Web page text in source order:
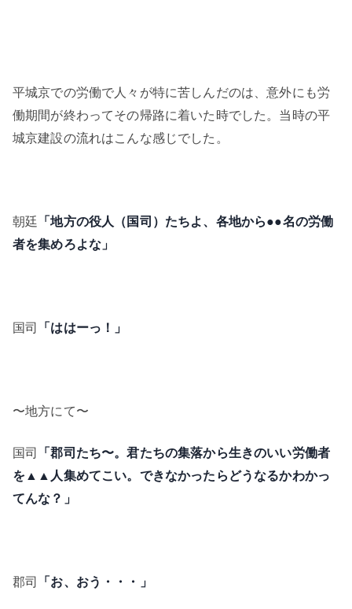
平城京での労働で人々が特に苦しんだのは、意外にも労
働期間が終わってその帰路に着いた時でした。当時の平
城京建設の流れはこんな感じでした。
朝廷 「地方の役人（国司）たちよ、各地から●●名の労働
者を集めろよな」
国司 「ははーっ！」
〜地方にて〜
国司
「郡司たち〜。君たちの集落から生きのいい労働者
を▲▲人集めてこい。できなかったらどうなるかわかっ
てんな？」
郡司 「お、おう・・・」